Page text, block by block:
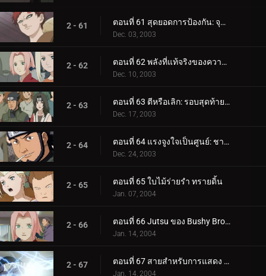
2 - 61 ตอนที่ 61 สุดยอดการป้องกัน: จุดบอดเป็นศูนย์!
Dec. 03, 2003
2 - 62 ตอนที่ 62 พลังที่แท้จริงของความล้มเหลว
Dec. 10, 2003
2 - 63 ตอนที่ 63 ตีหรือเลิก: รอบสุดท้ายจะซับซ้อน!
Dec. 17, 2003
2 - 64 ตอนที่ 64 แรงจูงใจเป็นศูนย์: ชายผู้อิจฉาริษยาคลาวด์!
Dec. 24, 2003
2 - 65 ตอนที่ 65 ใบไม้ร่ายรำ ทรายดิ้น
Jan. 07, 2004
2 - 66 ตอนที่ 66 Jutsu ของ Bushy Brow: สไตล์ซาสึเกะ!
Jan. 14, 2004
2 - 67 ตอนที่ 67 สายสำหรับการแสดง แต่พร้อมที่จะไป! สุดยอดเทคนิคลับเกิดขึ้นแล้ว!
Jan. 14, 2004